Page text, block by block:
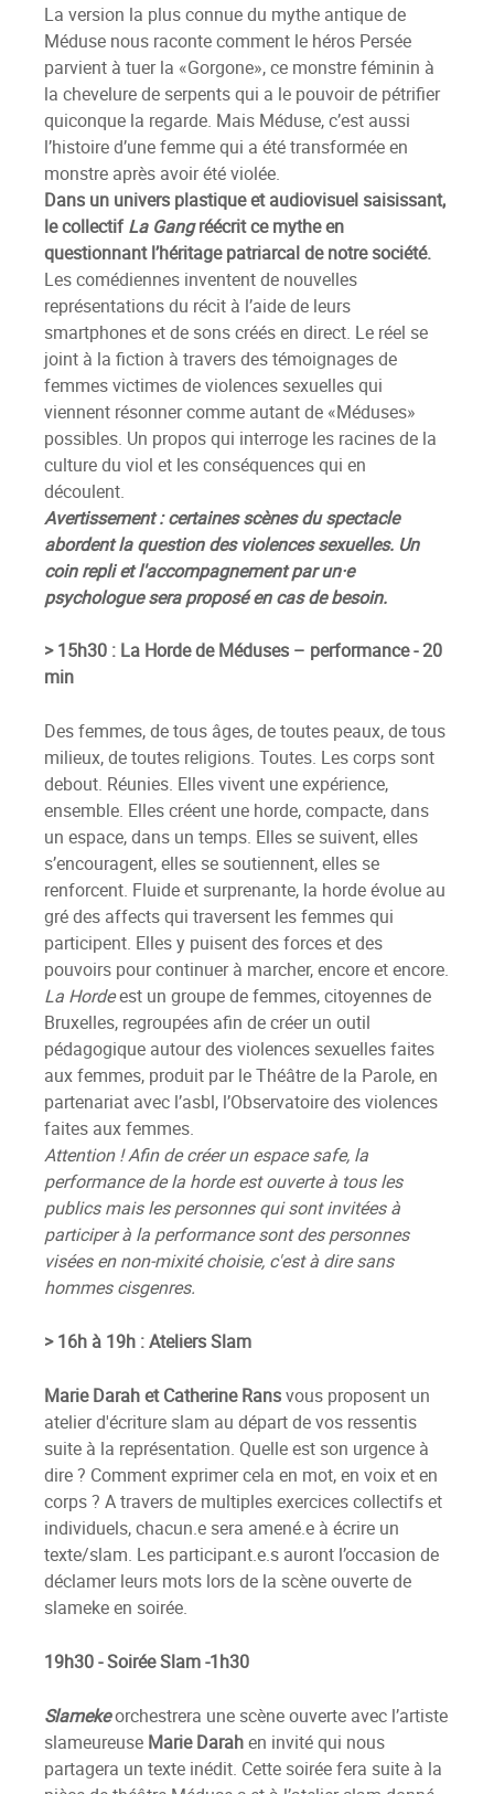
La version la plus connue du mythe antique de
Méduse nous raconte comment le héros Persée
parvient à tuer la «Gorgone», ce monstre féminin à
la chevelure de serpents qui a le pouvoir de pétrifier
quiconque la regarde. Mais Méduse, c’est aussi
l’histoire d’une femme qui a été transformée en
monstre après avoir été violée.
Dans un univers plastique et audiovisuel saisissant,
le collectifLa Gangréécrit ce mythe en
questionnant l’héritage patriarcal de notre société.
Les comédiennes inventent de nouvelles
représentations du récit à l’aide de leurs
smartphones et de sons créés en direct. Le réel se
joint à la fiction à travers des témoignages de
femmes victimes de violences sexuelles qui
viennent résonner comme autant de «Méduses»
possibles. Un propos qui interroge les racines de la
culture du viol et les conséquences qui en
découlent.
Avertissement : certaines scènes du spectacle
abordent la question des violences sexuelles. Un
coin repli et l'accompagnement par un·e
psychologue sera proposé en cas de besoin.
> 15h30 : La Horde de Méduses – performance - 20
min
Des femmes, de tous âges, de toutes peaux, de tous
milieux, de toutes religions. Toutes. Les corps sont
debout. Réunies. Elles vivent une expérience,
ensemble. Elles créent une horde, compacte, dans
un espace, dans un temps. Elles se suivent, elles
s’encouragent, elles se soutiennent, elles se
renforcent. Fluide et surprenante, la horde évolue au
gré des affects qui traversent les femmes qui
participent. Elles y puisent des forces et des
pouvoirs pour continuer à marcher, encore et encore.
La Hordeest un groupe de femmes, citoyennes de
Bruxelles, regroupées afin de créer un outil
pédagogique autour des violences sexuelles faites
aux femmes, produit par le Théâtre de la Parole, en
partenariat avec l’asbl, l’Observatoire des violences
faites aux femmes.
Attention ! Afin de créer un espace safe, la
performance de la horde est ouverte à tous les
publics mais les personnes qui sont invitées à
participer à la performance sont des personnes
visées en non-mixité choisie, c'est à dire sans
hommes cisgenres.
> 16h à 19h : Ateliers Slam
Marie Darah et Catherine Ransvous proposent un
atelier d'écriture slam au départ de vos ressentis
suite à la représentation. Quelle est son urgence à
dire ? Comment exprimer cela en mot, en voix et en
corps ? A travers de multiples exercices collectifs et
individuels, chacun.e sera amené.e à écrire un
texte/slam. Les participant.e.s auront l’occasion de
déclamer leurs mots lors de la scène ouverte de
slameke en soirée.
19h30 - Soirée Slam -1h30
Slamekeorchestrera une scène ouverte avec l’artiste
slameureuse Marie Darahen invité qui nous
partagera un texte inédit. Cette soirée fera suite à la